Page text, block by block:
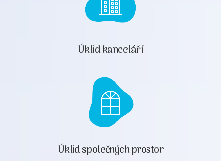
Úklid kanceláří
Úklid společných prostor